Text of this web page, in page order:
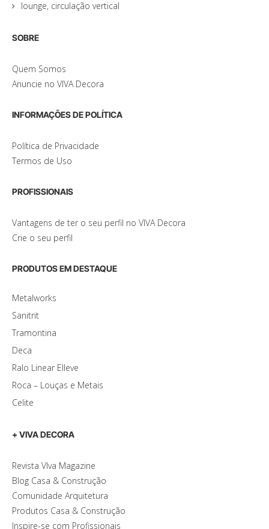
lounge, circulação vertical
SOBRE
Quem Somos
Anuncie no VIVA Decora
INFORMAÇÕES DE POLÍTICA
Política de Privacidade
Termos de Uso
PROFISSIONAIS
Vantagens de ter o seu perfil no VIVA Decora
Crie o seu perfil
PRODUTOS EM DESTAQUE
Metalworks
Sanitrit
Tramontina
Deca
Ralo Linear Elleve
Roca – Louças e Metais
Celite
+ VIVA DECORA
Revista VIva Magazine
Blog Casa & Construção
Comunidade Arquitetura
Produtos Casa & Construção
Inspire-se com Profissionais